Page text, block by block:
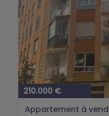
210.000 €
Appartement à